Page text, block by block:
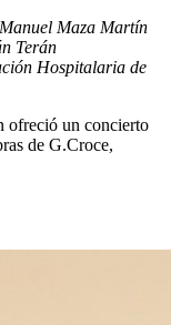
Maza Martín
Terán
Hospitalaria de
ofreció un concierto
de G.Croce,